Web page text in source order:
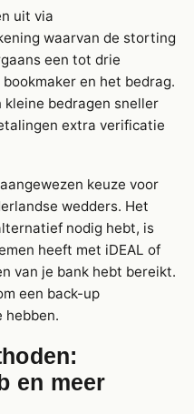
uit via
waarvan de storting
een tot drie
en het bedrag.
bedragen sneller
extra verificatie
keuze voor
wedders. Het
nodig hebt, is
heeft met iDEAL of
van je bank hebt bereikt.
een back-up
hebben.
en meer